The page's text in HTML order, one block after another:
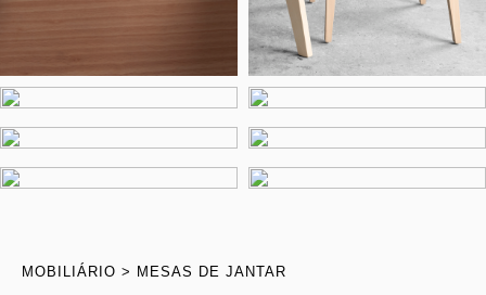
MOBILIÁRIO MESAS DE JANTAR